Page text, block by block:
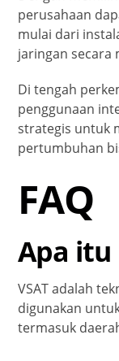
perusahaan
mulai dari
jaringan secara
Di tengah
penggunaan
strategis untuk
pertumbuhan
FAQ
Apa itu
VSAT adalah
digunakan
termasuk